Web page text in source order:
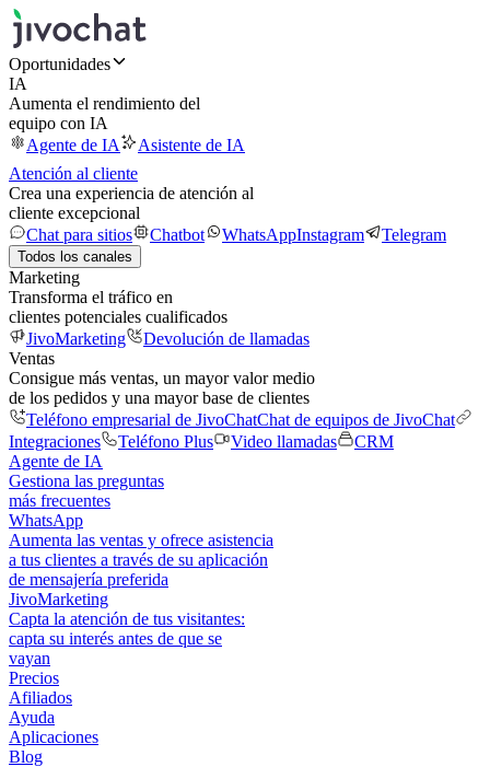
Oportunidades
IA
Aumenta el rendimiento del
equipo con IA
Agente de IA
Asistente de IA
Atención al cliente
Crea una experiencia de atención al
cliente excepcional
Chat para sitios
Chatbot WhatsAppInstagram Telegram
Todos los canales
Marketing
Transforma el tráfico en
clientes potenciales cualificados
JivoMarketing
Devolución de llamadas
Ventas
Consigue más ventas, un mayor valor medio
de los pedidos y una mayor base de clientes
Teléfono empresarial de JivoChatChat de equipos de JivoChat
Integraciones
Teléfono Plus Video llamadas
CRM
Agente de IA
Gestiona las preguntas
más frecuentes
WhatsApp
Aumenta las ventas y ofrece asistencia
a tus clientes a través de su aplicación
de mensajería preferida
JivoMarketing
Capta la atención de tus visitantes:
capta su interés antes de que se
vayan
Precios
Afiliados
Ayuda
Aplicaciones
Blog